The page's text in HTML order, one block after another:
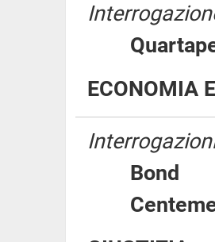
ECONOMIA